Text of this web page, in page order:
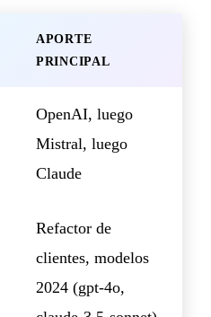
APORTE
PRINCIPAL
OpenAI, luego
Mistral, luego
Claude
Refactor de
clientes, modelos
2024 (gpt-4o,